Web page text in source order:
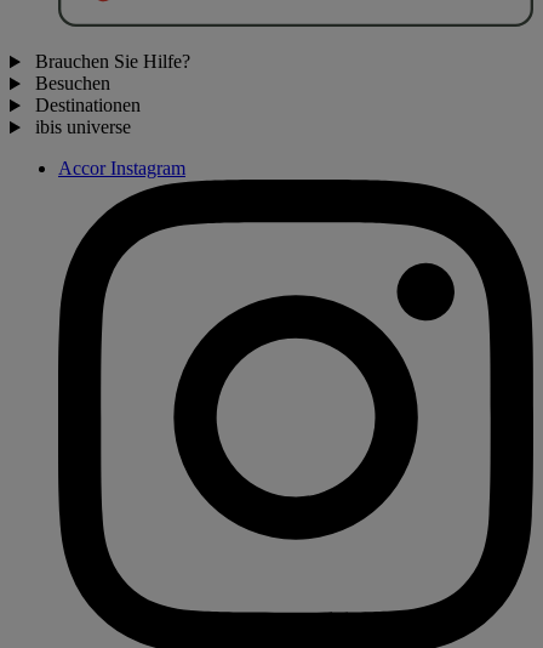
Brauchen Sie Hilfe?
Besuchen
Destinationen
ibis universe
Accor Instagram